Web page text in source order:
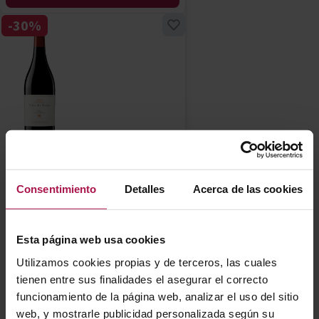
Consentimiento Detalles Acerca de las cookies
Esta página web usa cookies
Utilizamos cookies propias y de terceros, las cuales
tienen entre sus finalidades el asegurar el correcto
funcionamiento de la página web, analizar el uso del sitio
web, y mostrarle publicidad personalizada según su
2017
97+Pa 98Pe
Precio especial
324,82 €
Precio normal
-30%
AÑADIR